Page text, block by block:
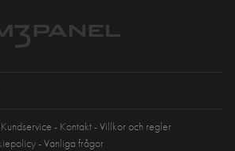
Kundservice Kontakt Villkor och regler
Vanliga frågor